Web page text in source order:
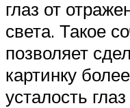
глаз от
света. Такое
позволяет
картинку
усталость